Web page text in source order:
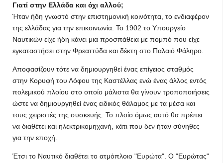
Γιατί στην Ελλάδα και όχι αλλού;
Ήταν ήδη γνωστό στην επιστημονική κοινότητα, το ενδιαφέρον
της ελλάδας για την επικοινωνία. Το 1902 το Υπουργείο
Ναυτικών είχε ήδη κάνει μια προσπάθεια με πομπό που είχε
εγκαταστήσει στην Φρεαττύδα και δέκτη στο Παλαιό Φάληρο.
Αποφασίζουν τότε να δημιουργηθεί ένας επίγειος σταθμός
στην Κορυφή του Λόφου της Καστέλλας ενώ ένας άλλος εντός
πολεμικού πλοίου στο οποίο μάλιστα θα γίνουν τροποποιήσεις
ώστε να δημιουργηθεί ένας ειδικός θάλαμος με τα μέσα και
τους χειριστές της συσκευής. Το πλοίο όμως αυτό θα πρέπει
να διαθέτει και ηλεκτρικομηχανή, κάτι που δεν ήταν σύνηθες
για την εποχή.
Έτσι το Ναυτικό διαθέτει το ατμόπλοιο "Ευρώτα". Ο "Ευρώτας"